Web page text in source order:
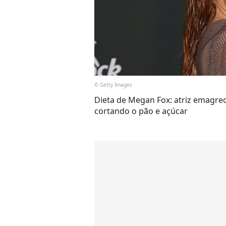
© Getty Images
Dieta de Megan Fox: atriz
cortando o pão e açúcar